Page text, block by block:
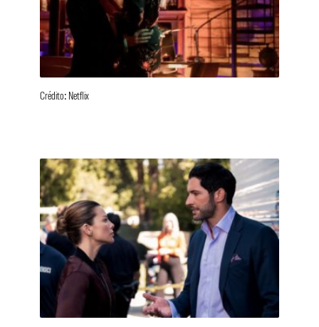
Crédito: Netflix